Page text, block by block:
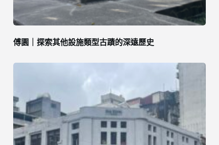
傅園｜探索其他設施類型古蹟的深遠歷史